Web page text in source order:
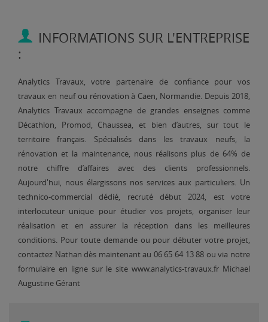
INFORMATIONS SUR L'ENTREPRISE
:
Analytics Travaux, votre partenaire de confiance pour vos
travaux en neuf ou rénovation à Caen, Normandie. Depuis 2018,
Analytics Travaux accompagne de grandes enseignes comme
Décathlon, Promod, Chaussea, et bien d’autres, sur tout le
territoire français. Spécialisés dans les travaux neufs, la
rénovation et la maintenance, nous réalisons plus de 64% de
notre chiffre d’affaires avec des clients professionnels.
Aujourd'hui, nous élargissons nos services aux particuliers. Un
technico-commercial dédié, recruté début 2024, est votre
interlocuteur unique pour étudier vos projets, organiser leur
réalisation et en assurer la réception dans les meilleures
conditions. Pour toute demande ou pour débuter votre projet,
contactez Nathan dès maintenant au 06 65 64 13 88 ou via notre
formulaire en ligne sur le site www.analytics-travaux.fr Michael
Augustine Gérant